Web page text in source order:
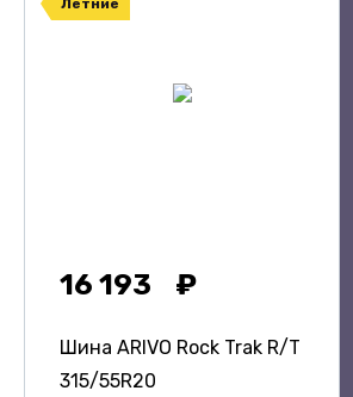
Летние
16 193
Шина ARIVO Rock Trak R/T
315/55R20